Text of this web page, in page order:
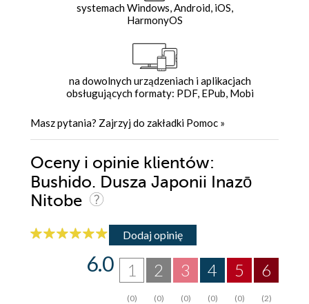
systemach Windows, Android, iOS,
HarmonyOS
na dowolnych urządzeniach i aplikacjach
obsługujących formaty: PDF, EPub, Mobi
Masz pytania? Zajrzyj do zakładki Pomoc »
Oceny i opinie klientów:
Bushido. Dusza Japonii Inazō
Nitobe
Dodaj opinię
6
(2)
5
(0)
4
(0)
3
(0)
2
(0)
1
(0)
6.0